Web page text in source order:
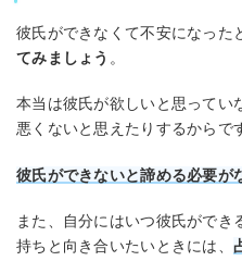
彼氏ができなくて不安になった
てみましょう 。
本当は彼氏が欲しいと思ってい
悪くないと思えたりするからで
彼氏ができないと諦める必要が
また、自分にはいつ彼氏がで
持ちと向き合いたいときには、